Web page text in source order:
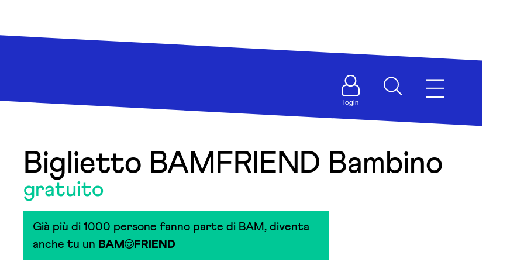
login
Biglietto BAMFRIEND Bambino
gratuito
Già più di 1000 persone fanno parte di BAM, diventa
anche tu un BAM FRIEND